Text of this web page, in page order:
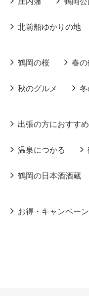
北前船ゆかりの地
鶴岡の桜 春の
秋のグルメ 冬
出張の方におすすめ
温泉につかる
鶴岡の日本酒酒蔵
お得・キャンペーン